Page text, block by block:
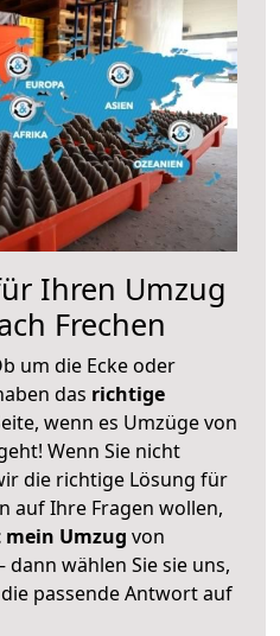
Ihren Umzug
Frechen
um die Ecke oder
das richtige
wenn es Umzüge von
Wenn Sie nicht
die richtige Lösung für
auf Ihre Fragen wollen,
Umzug von
dann wählen Sie sie uns,
passende Antwort auf